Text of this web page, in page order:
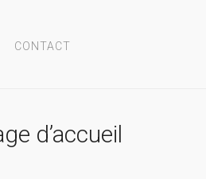
CONTACT
d’accueil